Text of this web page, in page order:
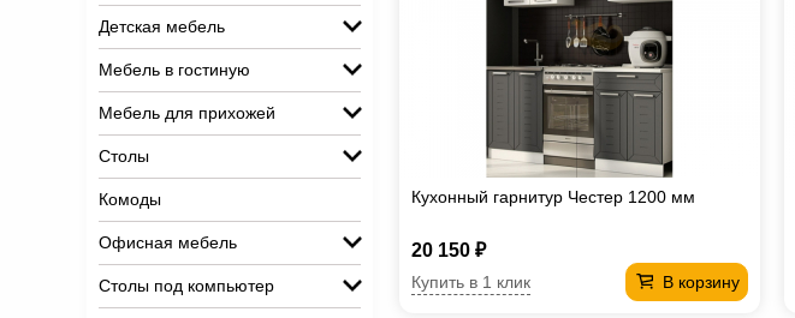
Детская мебель
Мебель в гостиную
Мебель для прихожей
Столы
Комоды
Офисная мебель
Столы под компьютер
Кухонный гарнитур Честер 1200 мм
20 150 ₽
В корзину
Купить в 1 клик